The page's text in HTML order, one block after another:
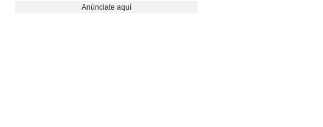
Anúnciate aquí